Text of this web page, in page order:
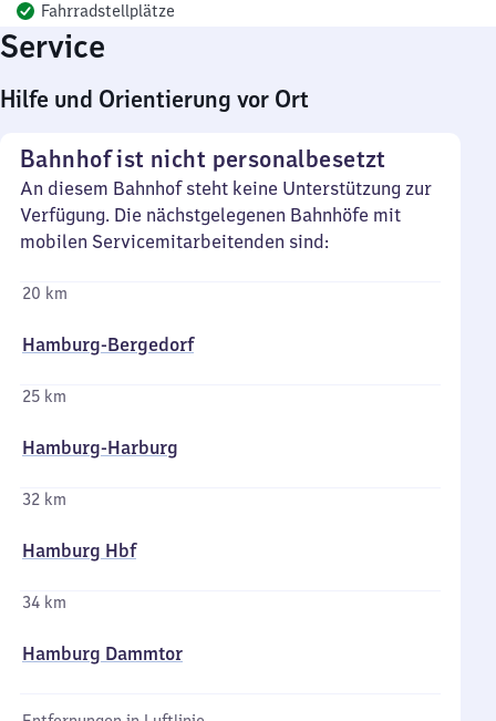
Fahrradstellplätze
Service
Hilfe und Orientierung vor Ort
Bahnhof ist nicht personalbesetzt
An diesem Bahnhof steht keine Unterstützung zur
Verfügung. Die nächstgelegenen Bahnhöfe mit
mobilen Servicemitarbeitenden sind:
20 km
Hamburg-Bergedorf
25 km
Hamburg-Harburg
32 km
Hamburg Hbf
34 km
Hamburg Dammtor